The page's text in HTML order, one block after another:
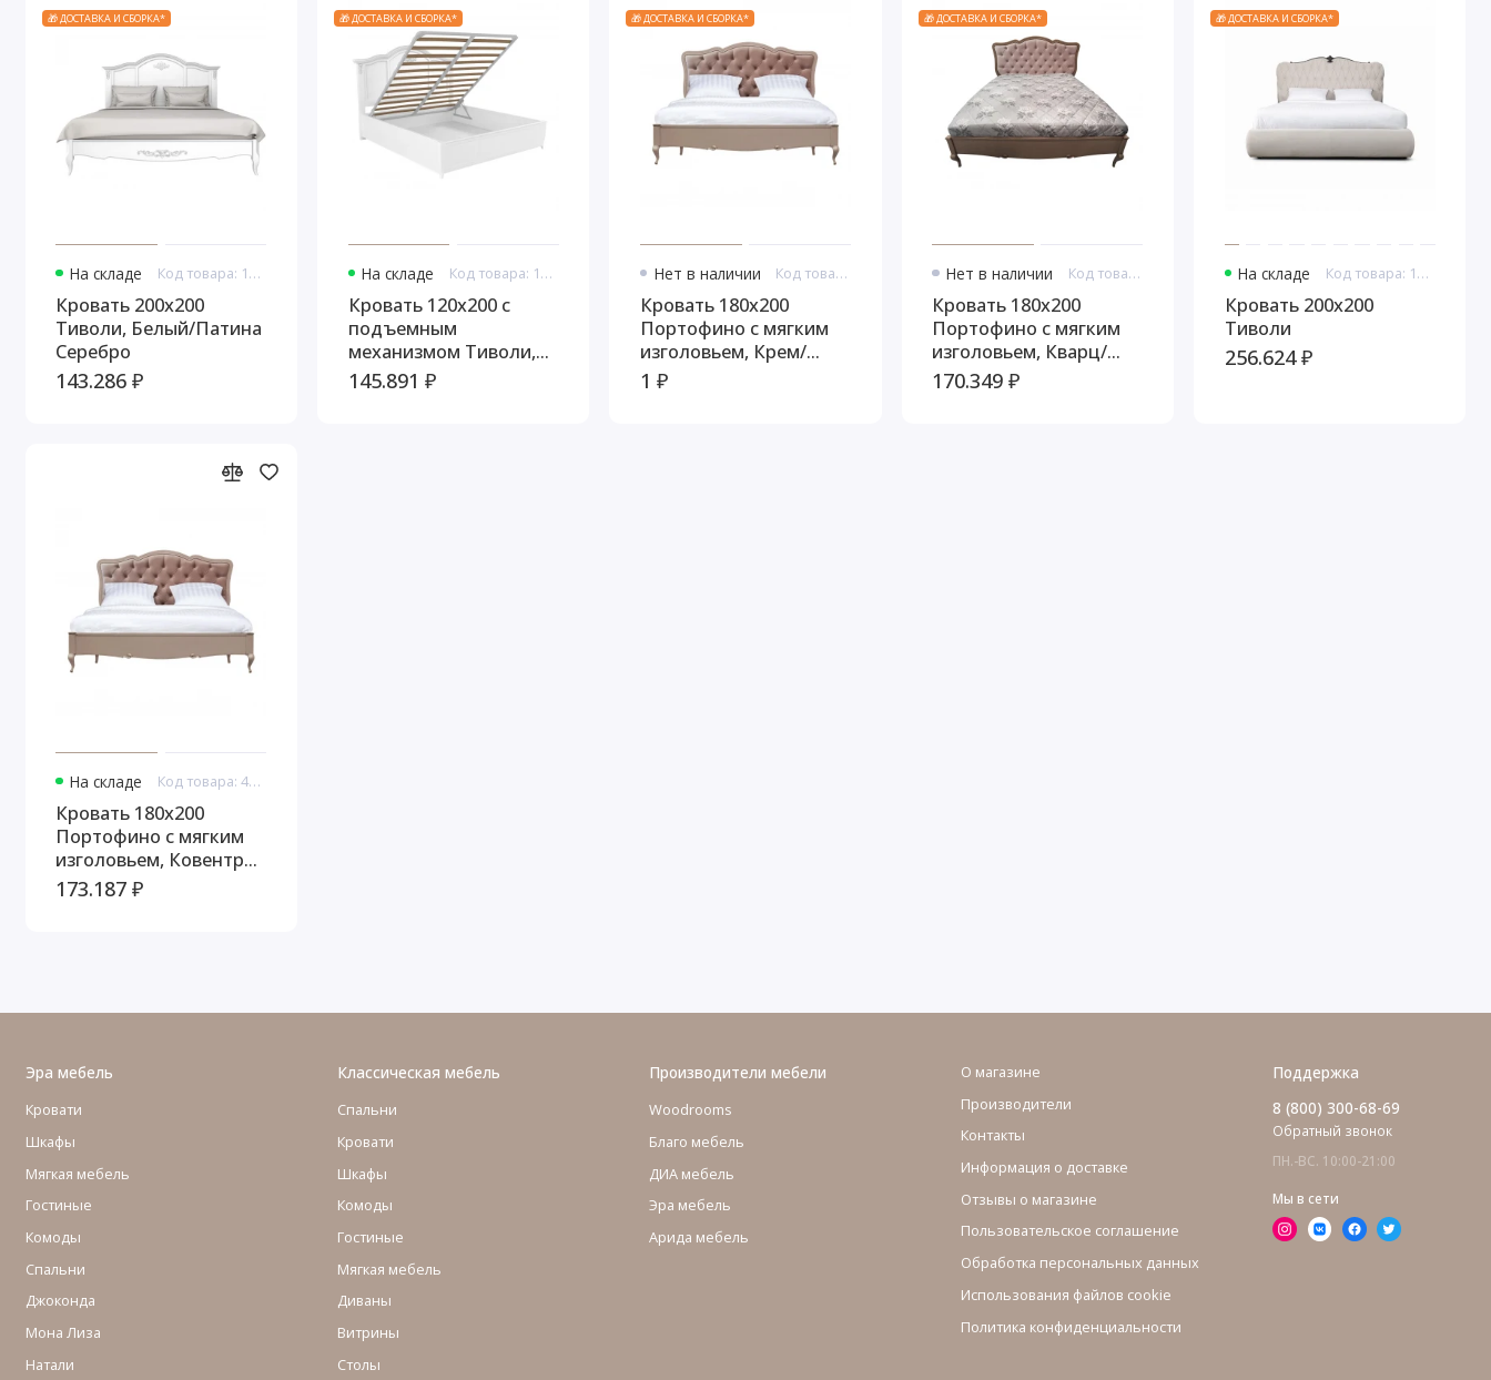
🎁 ДОСТАВКА И СБОРКА*
На складе Код товара: 10873
Кровать 200x200
Тиволи, Белый/Патина
Серебро
143.286 ₽
🎁 ДОСТАВКА И СБОРКА*
На складе Код товара: 10880
Кровать 120x200 с
подъемным
механизмом Тиволи,
Белый/Патина Серебро
145.891 ₽
🎁 ДОСТАВКА И СБОРКА*
Нет в наличии Код товара: 10941
Кровать 180x200
Портофино с мягким
изголовьем, Крем/
Шампань
1 ₽
🎁 ДОСТАВКА И СБОРКА*
Нет в наличии Код товара: 10943
Кровать 180x200
Портофино с мягким
изголовьем, Кварц/
Патина коричневая
170.349 ₽
🎁 ДОСТАВКА И СБОРКА*
На складе Код товара: 11039
Кровать 200x200
Тиволи
256.624 ₽
На складе Код товара: 44749
Кровать 180x200
Портофино с мягким
изголовьем, Ковентри/
Патина серая
173.187 ₽
Эра мебель
Кровати
Шкафы
Мягкая мебель
Гостиные
Комоды
Cпальни
Джоконда
Мона Лиза
Натали
Классическая мебель
Спальни
Кровати
Шкафы
Комоды
Гостиные
Мягкая мебель
Диваны
Витрины
Столы
Производители мебели
Woodrooms
Благо мебель
ДИА мебель
Эра мебель
Арида мебель
О магазине
Производители
Контакты
Информация о доставке
Отзывы о магазине
Пользовательское соглашение
Обработка персональных данных
Использования файлов cookie
Политика конфиденциальности
Поддержка
8 (800) 300-68-69
Обратный звонок
ПН.-ВС. 10:00-21:00
Мы в сети